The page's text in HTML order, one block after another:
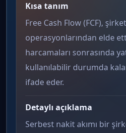
Kısa tanım
Free Cash Flow (FCF),
operasyonlarından elde
harcamaları sonrasında
kullanılabilir durumda
ifade eder.
Detaylı açıklama
Serbest nakit akımı bir